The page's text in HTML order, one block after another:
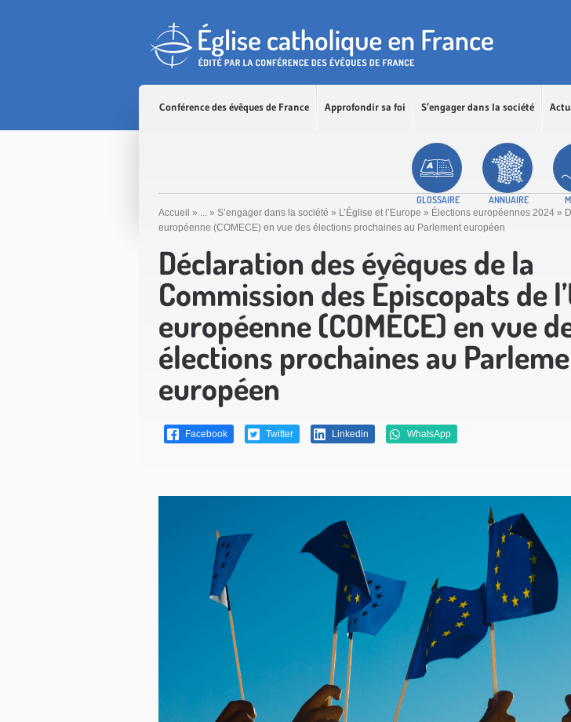
Conférence des évêques de France Approfondir sa foi S’engager dans la société
GLOSSAIRE ANNUAIRE
Accueil » ... » S’engager dans la société » L’Église et l’Europe » Élections européennes 2024 »
européenne (COMECE) en vue des élections prochaines au Parlement européen
Déclaration des évêques de la
Commission des Épiscopats de
européenne (COMECE) en vue
élections prochaines au
européen
Facebook Twitter Linkedin WhatsApp